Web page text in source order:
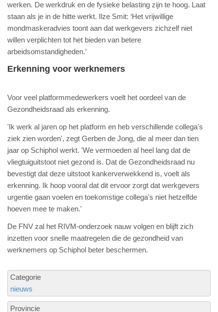
werken. De werkdruk en de fysieke belasting zijn te hoog. Laat
staan als je in de hitte werkt. Ilze Smit: ‘Het vrijwillige
mondmaskeradvies toont aan dat werkgevers zichzelf niet
willen verplichten tot het bieden van betere
arbeidsomstandigheden.’
Erkenning voor werknemers
Voor veel platformmedewerkers voelt het oordeel van de
Gezondheidsraad als erkenning.
'Ik werk al jaren op het platform en heb verschillende collega's
ziek zien worden', zegt Gerben de Jong, die al meer dan tien
jaar op Schiphol werkt. 'We vermoeden al heel lang dat de
vliegtuiguitstoot niet gezond is. Dat de Gezondheidsraad nu
bevestigt dat deze uitstoot kankerverwekkend is, voelt als
erkenning. Ik hoop vooral dat dit ervoor zorgt dat werkgevers
urgentie gaan voelen en toekomstige collega's niet hetzelfde
hoeven mee te maken.'
De FNV zal het RIVM-onderzoek nauw volgen en blijft zich
inzetten voor snelle maatregelen die de gezondheid van
werknemers op Schiphol beter beschermen.
Categorie
nieuws
Provincie